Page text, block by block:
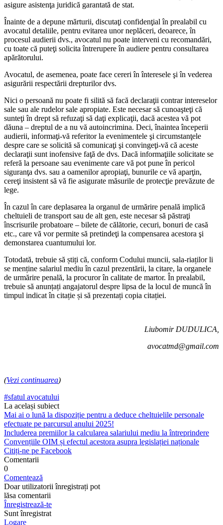
asigure asis­tenţa juridică garantată de stat.
Înainte de a depune mărturii, discutaţi confidenţial în prealabil cu
avocatul detaliile, pentru evi­tarea unor neplăceri, deoarece, în
procesul audierii dvs., avocatul nu poate interveni cu recoman­dări,
cu toate că puteţi solicita în­trerupere în audiere pentru con­sultarea
apărătorului.
Avocatul, de asemenea, poate face cereri în înteresele şi în ve­derea
asigurării respectării drep­turilor dvs.
Nici o persoană nu poate fi silită să facă declaraţii contrar intereselor
sale sau ale rudelor sale apropiate. Este necesar să cunoaşteţi că
sunteţi în drept să refuzaţi să daţi explicaţii, dacă acestea vă pot
dăuna – dreptul de a nu vă autoincrimina. Deci, înaintea începerii
audierii, infor­maţi-vă referitor la evenimentele şi circumstanţele
despre care se solicită să comunicaţi şi convin­geţi-vă că aceste
declaraţii sunt inofensive faţă de dvs. Dacă in­formaţiile solicitate se
referă la persoane sau evenimente care vă pot pune în pericol
siguranţa dvs. sau a oamenilor apropiaţi, bunu­rile ce vă aparţin,
cereţi insistent să vă fie asigurate măsurile de protecţie prevăzute de
lege.
În cazul în care deplasarea la organul de urmărire penală im­plică
cheltuieli de transport sau de alt gen, este necesar să păstraţi
înscrisurile probatoare – bilete de călătorie, cecuri, bonuri de casă
etc., care vă vor permite să pre­tindeţi la compensarea acestora şi
demonstarea cuantumului lor.
Totodată, trebuie să știți că, conform Codului muncii, sala-riaților li
se menține salariul me­diu în cazul prezentării, la citare, la organele
de urmărire penală, la procuror în calitate de martor. În prealabil,
trebuie să anunțați angajatorul despre lipsa de la lo­cul de muncă în
timpul indicat în citație și să prezentați copia citației.
Liubomir DUDULICA,
avocatmd@gmail.com
(Vezi continuarea)
#sfatul avocatului
La același subiect
Mai ai o lună la dispoziție pentru a deduce cheltuielile personale
efectuate pe parcursul anului 2025!
Includerea premiilor la calcularea salariului mediu la întreprindere
Convențiile OIM și efectul acestora asupra legislației naționale
Citiți-ne pe Facebook
Comentarii
0
Comentează
Doar utilizatorii înregistrați pot
lăsa comentarii
Înregistrează-te
Sunt înregistrat
Logare